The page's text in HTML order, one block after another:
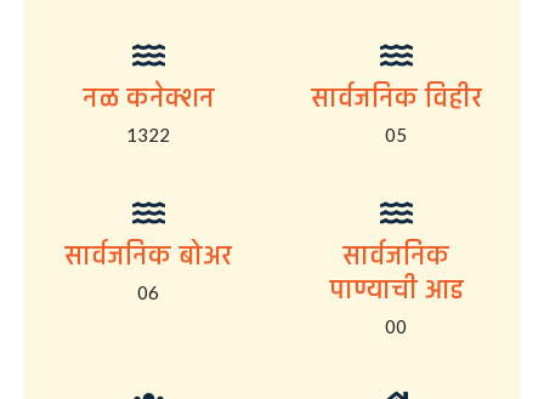
नळ कनेक्शन
1322
सार्वजनिक विहीर
05
सार्वजनिक बोअर
06
सार्वजनिक
पाण्याची आड
00